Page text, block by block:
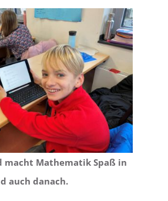
macht Mathematik Spaß in
auch danach.